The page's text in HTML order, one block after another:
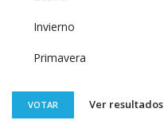
Invierno
Primavera
VOTAR Ver resultados